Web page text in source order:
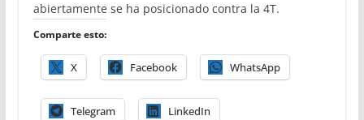
abiertamente se ha posicionado contra la 4T.
Comparte esto:
X Facebook WhatsApp
Telegram LinkedIn